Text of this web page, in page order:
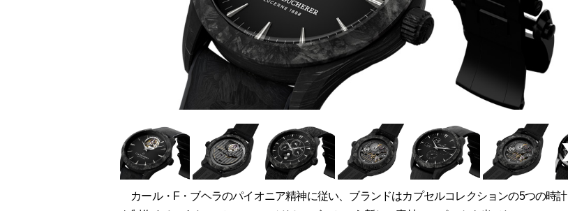
カール・F・ブヘラのパイオニア精神に従い、ブランドはカプセルコレクションの5つの時計